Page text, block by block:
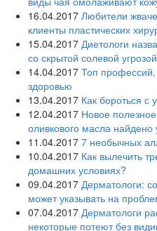
16.04.2017 Любители
клиенты пластических
15.04.2017 Диетологи
со скрытой солевой угрозой
14.04.2017 Топ
здоровью
13.04.2017 Как бороться с
12.04.2017 Новое
оливкового масла‍
11.04.2017 7 необычных
10.04.2017 Как вылечить
домашних условиях?
09.04.2017 Дерматологи:
может указывать на
07.04.2017 Дерматологи
некоторые потеют без